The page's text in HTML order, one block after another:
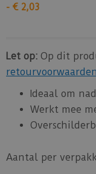
- € 2,03
Let op: Op dit
retourvoorwaarden
Ideaal om
Werkt mee
Aantal per